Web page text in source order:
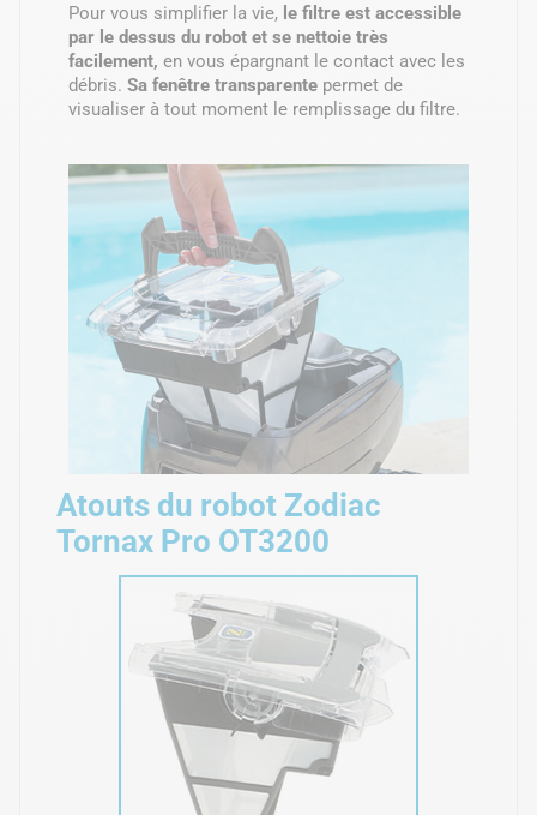
Pour vous simplifier la vie, le filtre est accessible
par le dessus du robot et se nettoie très
facilement, en vous épargnant le contact avec les
débris. Sa fenêtre transparente permet de
visualiser à tout moment le remplissage du filtre.
Atouts du robot Zodiac
Tornax Pro OT3200